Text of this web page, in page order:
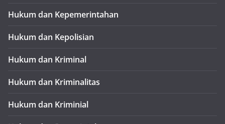
Hukum dan Kepemerintahan
Hukum dan Kepolisian
Hukum dan Kriminal
Hukum dan Kriminalitas
Hukum dan Kriminial